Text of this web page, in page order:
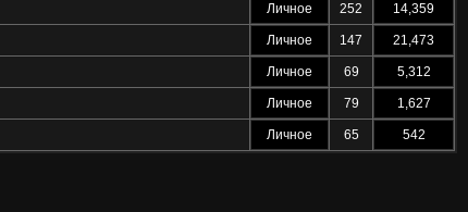
Личное 252 14,359
Личное 147 21,473
Личное 69 5,312
Личное 79 1,627
Личное 65 542